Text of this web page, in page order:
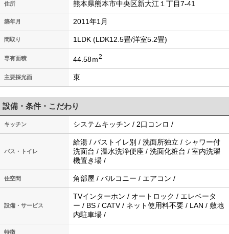
住所 熊本県熊本市中央区新大江１丁目7-41
築年月 2011年1月
間取り 1LDK (LDK12.5畳/洋室5.2畳)
専有面積 44.58ｍ2
主要採光面 東
設備・条件・こだわり
キッチン システムキッチン / 2口コンロ /
バス・トイレ
給湯 / バストイレ別 / 洗面所独立 / シャワー付
洗面台 / 温水洗浄便座 / 洗面化粧台 / 室内洗濯
機置き場 /
住空間 角部屋 / バルコニー / エアコン /
設備・サービス
TVインターホン / オートロック / エレベータ
ー / BS / CATV / ネット使用料不要 / LAN / 敷地
内駐車場 /
特徴